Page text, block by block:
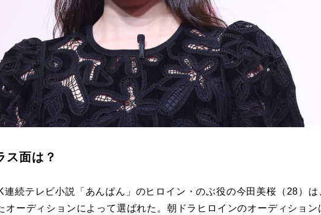
ス面は？
続テレビ小説「あんぱん」のヒロイン・のぶ役の今田美桜（28）は
オーディションによって選ばれた。朝ドラヒロインのオーディション